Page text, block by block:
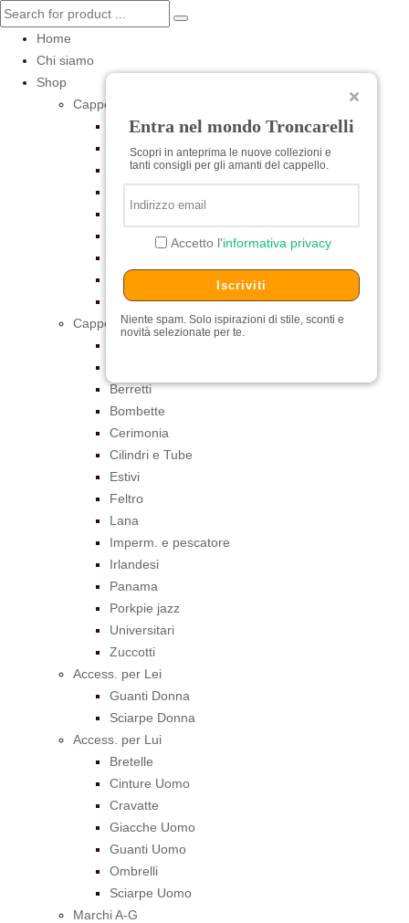
Entra nel mondo Troncarelli
Scopri in anteprima le nuove collezioni e
tanti consigli per gli amanti del cappello.
Accetto l'informativa privacy
Iscriviti
Niente spam. Solo ispirazioni di stile, sconti e
novità selezionate per te.
Home
Chi siamo
Shop
Cappelli per Lei
Baschi
Cerimonia
Cilindri e Tube
Estivi
Turbanti
Universitari
Cappelli per Lui
Berretti
Bombette
Cerimonia
Cilindri e Tube
Estivi
Feltro
Lana
Imperm. e pescatore
Irlandesi
Panama
Porkpie jazz
Universitari
Zuccotti
Access. per Lei
Guanti Donna
Sciarpe Donna
Access. per Lui
Bretelle
Cinture Uomo
Cravatte
Giacche Uomo
Guanti Uomo
Ombrelli
Sciarpe Uomo
Marchi A-G